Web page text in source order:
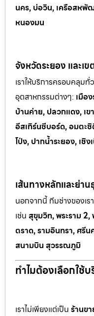
นคร, บ่อวิน, เครือสหพั
หนองมน
จังหวัดระยอง และเ
เราให้บริการครอบคลุม
อุตสาหกรรมต่างๆ: เมือ
บ้านค่าย, ปลวกแดง, เข
อีสเทิร์นซีบอร์ด, อมตะ
โป่ง, ปากน้ำระยอง, เชิ
เส้นทางหลักและย่าน
นอกจากนี้ ทีมช่างของเ
เช่น สุขุมวิท, พระราม 2,
ตราด, รามอินทรา, ศรี
สนามบิน สุวรรณภูมิ
ทำไมต้องเลือกใช้
เราไม่เพียงแต่เป็น ร้านข